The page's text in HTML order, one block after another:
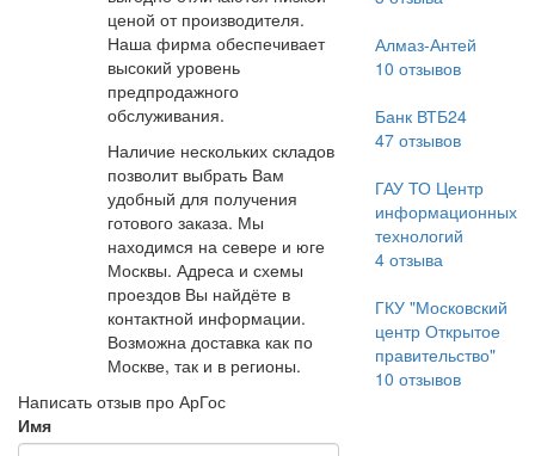
ценой от производителя.
Наша фирма обеспечивает
высокий уровень
предпродажного
обслуживания.
Наличие нескольких складов
позволит выбрать Вам
удобный для получения
готового заказа. Мы
находимся на севере и юге
Москвы. Адреса и схемы
проездов Вы найдёте в
контактной информации.
Возможна доставка как по
Москве, так и в регионы.
Написать отзыв про АрГос
Имя
Алмаз-Антей
10 отзывов
Банк ВТБ24
47отзывов
ГАУ ТО Центр
информационных
технологий
4отзыва
ГКУ "Московский
центр Открытое
правительство"
10 отзывов